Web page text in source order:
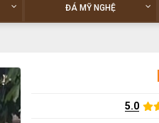
ĐÁ MỸ NGHỆ
5.0